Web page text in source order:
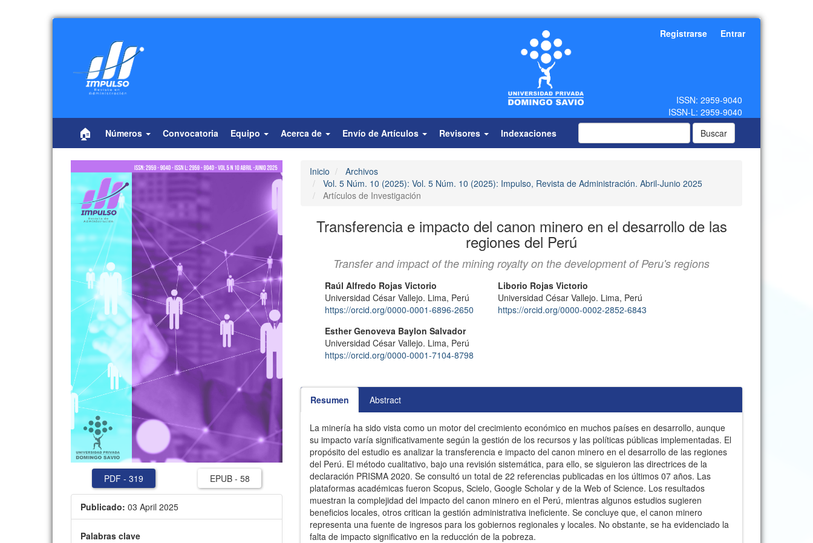
Contenido
principal
Barra
lateral
Registrarse Entrar
🏠 Números Convocatoria Equipo Acerca de Envío de Artículos Revisores Indexaciones Buscar
PDF - 319 EPUB - 58
Publicado: 03 April 2025
Palabras clave
Inicio
Archivos
Vol. 5 Núm. 10 (2025): Vol. 5 Núm. 10 (2025): Impulso, Revista de Administración. Abril-Junio 2025
Artículos de Investigación
Transferencia e impacto del canon minero en el desarrollo de las
regiones del Perú
Transfer and impact of the mining royalty on the development of Peru's regions
Contenido
principal
artículo
Autores/as
Raúl Alfredo Rojas Victorio
Universidad César Vallejo. Lima, Perú
https://orcid.org/0000-0001-6896-2650
Liborio Rojas Victorio
Universidad César Vallejo. Lima, Perú
https://orcid.org/0000-0002-2852-6843
Esther Genoveva Baylon Salvador
Universidad César Vallejo. Lima, Perú
https://orcid.org/0000-0001-7104-8798
Resumen Abstract
La minería ha sido vista como un motor del crecimiento económico en muchos países en desarrollo, aunque
su impacto varía significativamente según la gestión de los recursos y las políticas públicas implementadas. El
propósito del estudio es analizar la transferencia e impacto del canon minero en el desarrollo de las regiones
del Perú. El método cualitativo, bajo una revisión sistemática, para ello, se siguieron las directrices de la
declaración PRISMA 2020. Se consultó un total de 22 referencias publicadas en los últimos 07 años. Las
plataformas académicas fueron Scopus, Scielo, Google Scholar y de la Web of Science. Los resultados
muestran la complejidad del impacto del canon minero en el Perú, mientras algunos estudios sugieren
beneficios locales, otros critican la gestión administrativa ineficiente. Se concluye que, el canon minero
representa una fuente de ingresos para los gobiernos regionales y locales. No obstante, se ha evidenciado la
falta de impacto significativo en la reducción de la pobreza.